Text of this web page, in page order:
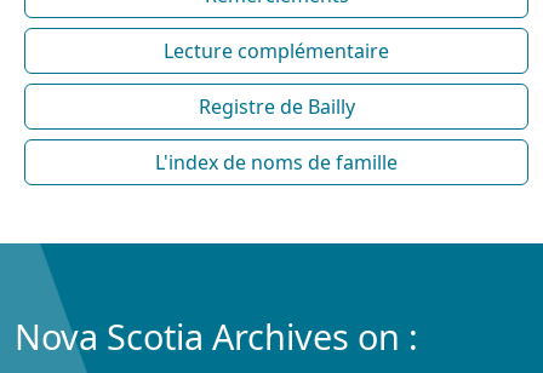
Lecture complémentaire
Registre de Bailly
L'index de noms de famille
Nova Scotia Archives on :